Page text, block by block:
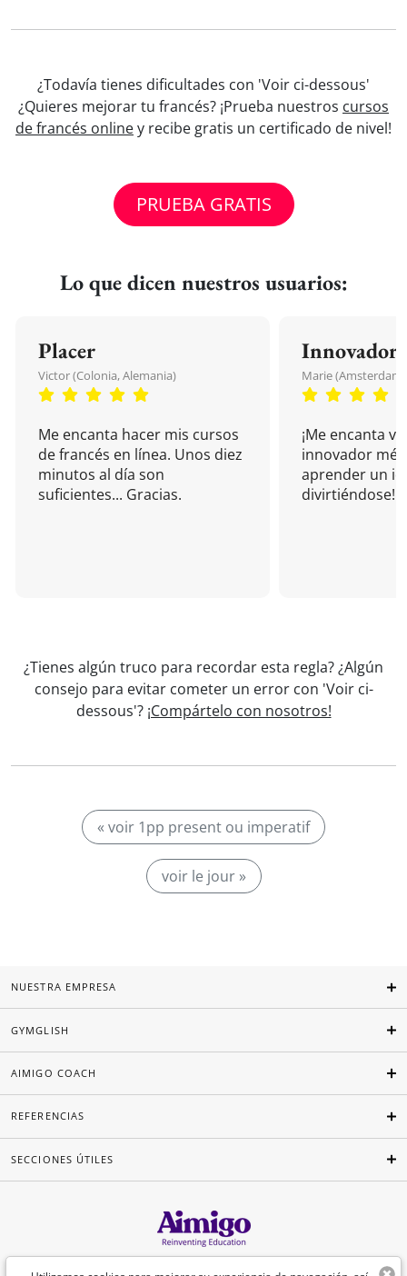
¿Todavía tienes dificultades con 'Voir ci-dessous'
¿Quieres mejorar tu francés? ¡Prueba nuestros cursos
de francés onliney recibe gratis un certificado de nivel!
PRUEBA GRATIS
Lo que dicen nuestros usuarios:
Placer
Victor (Colonia, Alemania)
Me encanta hacer mis cursos
de francés en línea. Unos diez
minutos al día son
suficientes... Gracias.
Innovador
Marie (Amsterdam,
¡Me encanta
innovador
aprender un
divirtiéndose!
¿Tienes algún truco para recordar esta regla? ¿Algún
consejo para evitar cometer un error con 'Voir ci-
dessous'? ¡Compártelo con nosotros!
« voir 1pp present ou imperatif
voir le jour »
NUESTRA EMPRESA
GYMGLISH
AIMIGO COACH
REFERENCIAS
SECCIONES ÚTILES